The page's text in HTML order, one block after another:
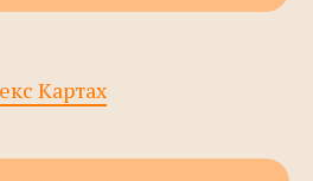
Картах